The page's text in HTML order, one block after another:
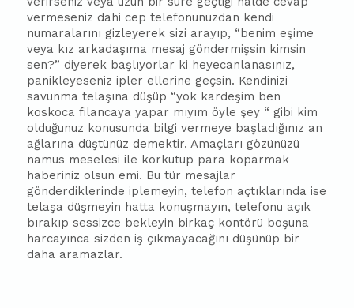
vermeseniz dahi cep telefonunuzdan kendi
numaralarını gizleyerek sizi arayıp, “benim eşime
veya kız arkadaşıma mesaj göndermişsin kimsin
sen?” diyerek başlıyorlar ki heyecanlanasınız,
panikleyeseniz ipler ellerine geçsin. Kendinizi
savunma telaşına düşüp “yok kardeşim ben
koskoca filancaya yapar mıyım öyle şey “ gibi kim
olduğunuz konusunda bilgi vermeye başladığınız an
ağlarına düştünüz demektir. Amaçları gözünüzü
namus meselesi ile korkutup para koparmak
haberiniz olsun emi. Bu tür mesajlar
gönderdiklerinde iplemeyin, telefon açtıklarında ise
telaşa düşmeyin hatta konuşmayın, telefonu açık
bırakıp sessizce bekleyin birkaç kontörü boşuna
harcayınca sizden iş çıkmayacağını düşünüp bir
daha aramazlar.